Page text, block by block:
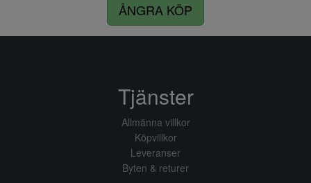
ÅNGRA KÖP
Tjänster
Allmänna villkor
Köpvillkor
Leveranser
Byten & returer